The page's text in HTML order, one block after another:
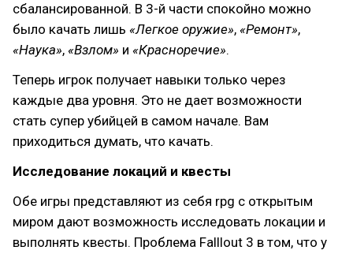
сбалансированной. В 3-й части спокойно можно
было качать лишь «Легкое оружие», «Ремонт»,
«Наука», «Взлом» и «Красноречие».
Теперь игрок получает навыки только через
каждые два уровня. Это не дает возможности
стать супер убийцей в самом начале. Вам
приходиться думать, что качать.
Исследование локаций и квесты
Обе игры представляют из себя rpg с открытым
миром дают возможность исследовать локации и
выполнять квесты. Проблема Falllout 3 в том, что у